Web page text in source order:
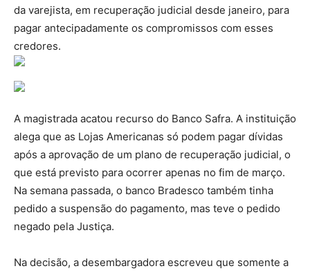
da varejista, em recuperação judicial desde janeiro, para
pagar antecipadamente os compromissos com esses
credores.
A magistrada acatou recurso do Banco Safra. A instituição
alega que as Lojas Americanas só podem pagar dívidas
após a aprovação de um plano de recuperação judicial, o
que está previsto para ocorrer apenas no fim de março.
Na semana passada, o banco Bradesco também tinha
pedido a suspensão do pagamento, mas teve o pedido
negado pela Justiça.
Na decisão, a desembargadora escreveu que somente a